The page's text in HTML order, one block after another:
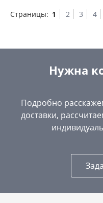
Страницы: 1 2 3 4
Нужна
Подробно
доставки,